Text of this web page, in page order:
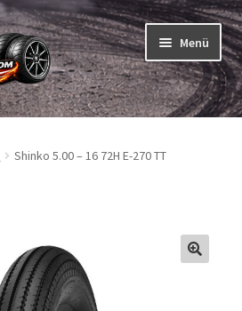
Menü
Shinko 5.00 – 16 72H E-270 TT